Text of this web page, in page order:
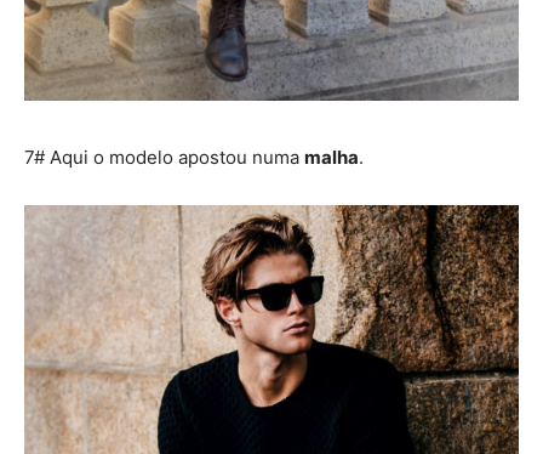
7# Aqui o modelo apostou numa malha.